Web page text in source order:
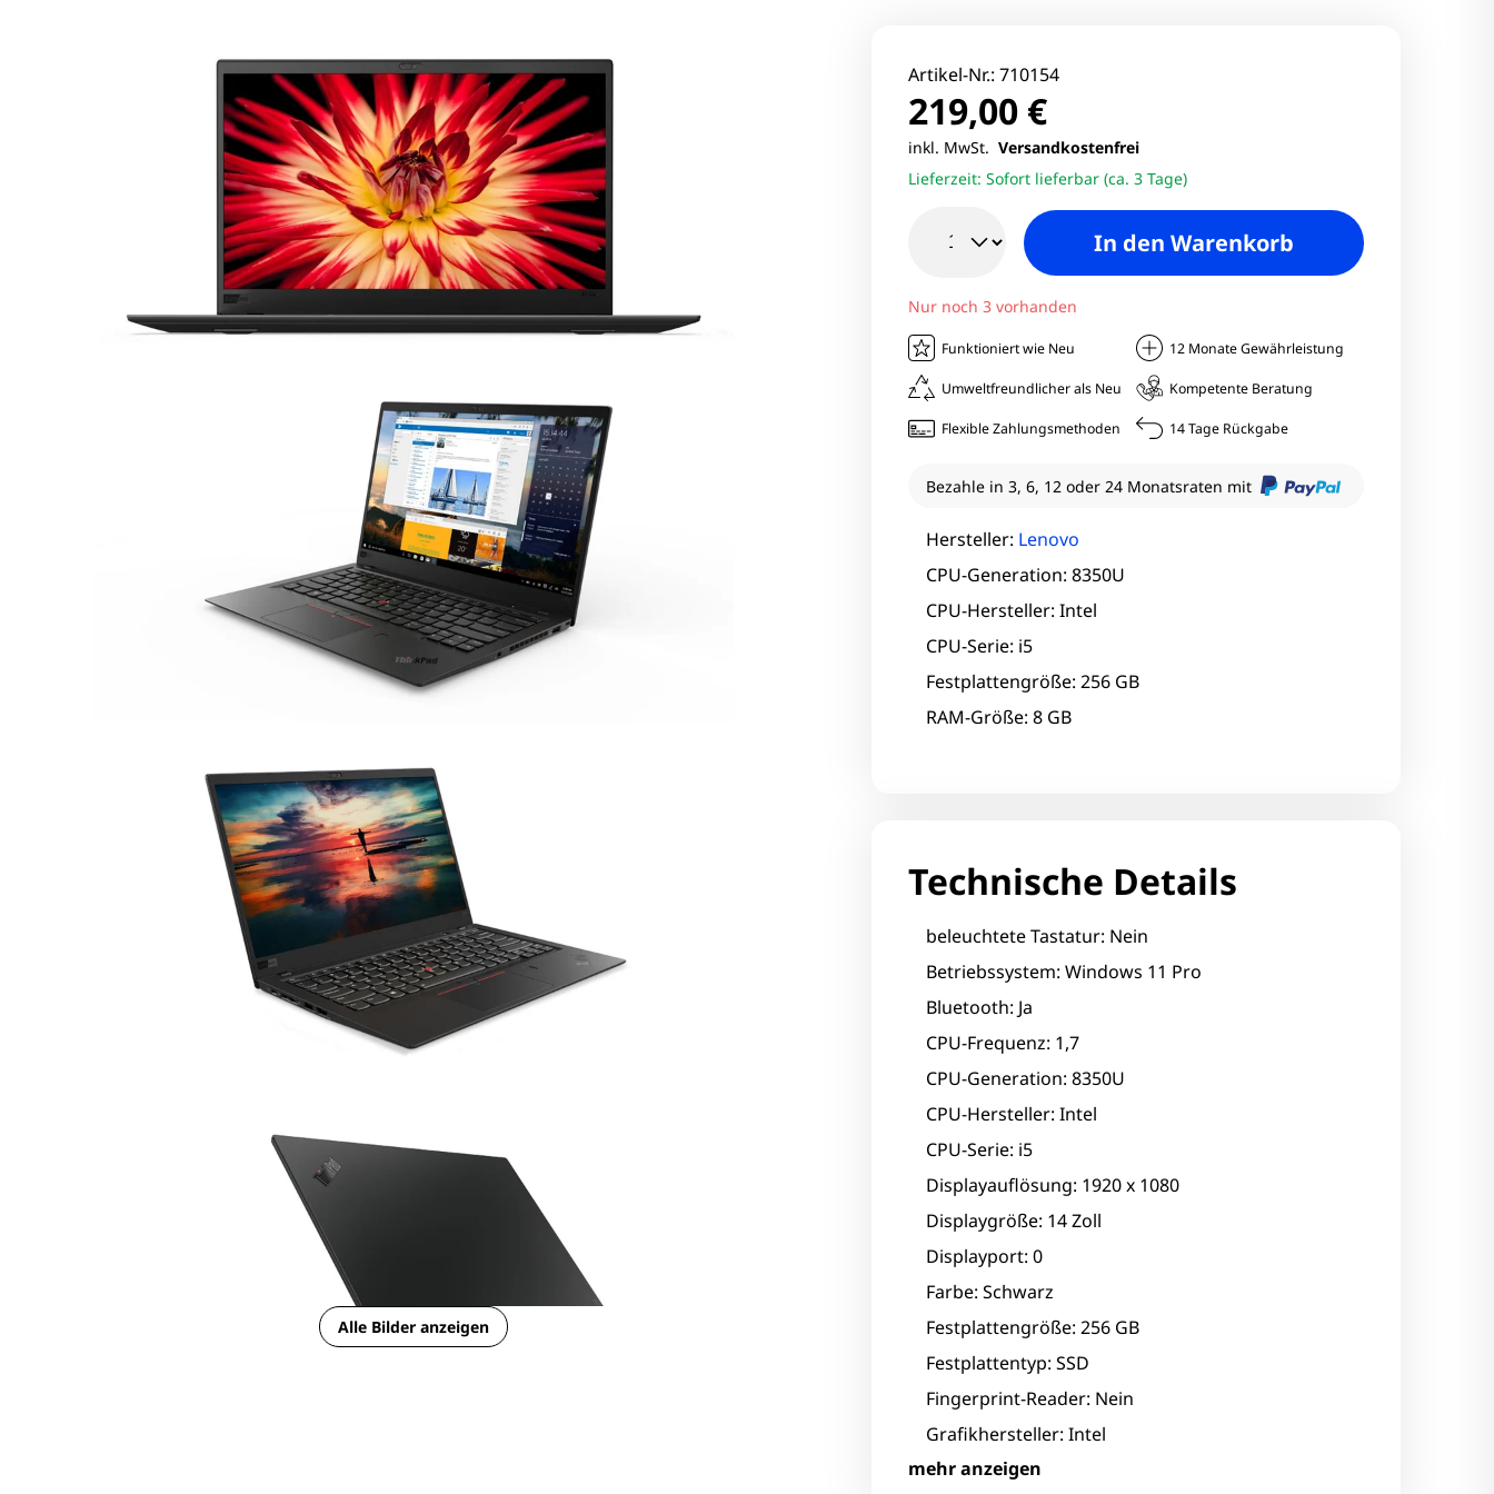
& 2-in-1 Laptops
Dell PCs
Fujitsu PCs
HP PCs
Lenovo PCs
Xiaomi Smartphones Viewsonic Monitore
27 Zoll Monitore
Samsung Monitore
Alle Bilder anzeigen
Artikel-Nr.: 710154
219,00 €
inkl. MwSt. Versandkostenfrei
Lieferzeit: Sofort lieferbar (ca. 3 Tage)
In den Warenkorb
Nur noch 3 vorhanden
Funktioniert wie Neu 12 Monate Gewährleistung
Umweltfreundlicher als Neu Kompetente Beratung
Flexible Zahlungsmethoden 14 Tage Rückgabe
Bezahle in 3, 6, 12 oder 24 Monatsraten mit
Hersteller: Lenovo
CPU-Generation: 8350U
CPU-Hersteller: Intel
CPU-Serie: i5
Festplattengröße: 256 GB
RAM-Größe: 8 GB
Technische Details
beleuchtete Tastatur: Nein
Betriebssystem: Windows 11 Pro
Bluetooth: Ja
CPU-Frequenz: 1,7
CPU-Generation: 8350U
CPU-Hersteller: Intel
CPU-Serie: i5
Displayauflösung: 1920 x 1080
Displaygröße: 14 Zoll
Displayport: 0
Farbe: Schwarz
Festplattengröße: 256 GB
Festplattentyp: SSD
Fingerprint-Reader: Nein
Grafikhersteller: Intel
mehr anzeigen
Grafikkarte: UHD Graphics 620